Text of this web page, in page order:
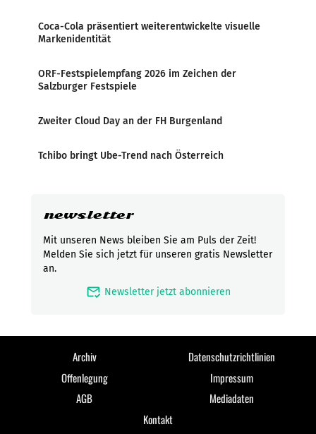
Coca-Cola präsentiert weiterentwickelte visuelle
Markenidentität
ORF-Festspielempfang 2026 im Zeichen der
Salzburger Festspiele
Zweiter Cloud Day an der FH Burgenland
Tchibo bringt Ube-Trend nach Österreich
newsletter
Mit unseren News bleiben Sie am Puls der Zeit!
Melden Sie sich jetzt für unseren gratis Newsletter
an.
mark_email_read Newsletter jetzt abonnieren
Archiv
Datenschutzrichtlinien
Offenlegung
Impressum
AGB
Mediadaten
Kontakt